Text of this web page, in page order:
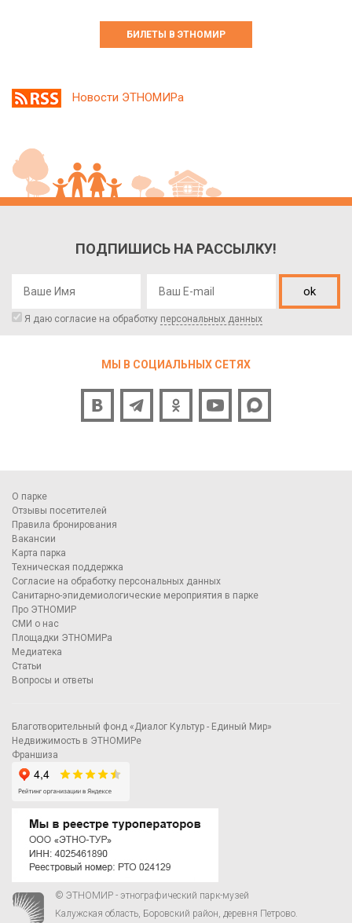
БИЛЕТЫ В ЭТНОМИР
Новости ЭТНОМИРа
ПОДПИШИСЬ НА РАССЫЛКУ!
ok
Я даю согласие на обработку персональных данных
МЫ В СОЦИАЛЬНЫХ СЕТЯХ
О парке
Отзывы посетителей
Правила бронирования
Вакансии
Карта парка
Техническая поддержка
Согласие на обработку персональных данных
Санитарно-эпидемиологические мероприятия в парке
Про ЭТНОМИР
СМИ о нас
Площадки ЭТНОМИРа
Медиатека
Статьи
Вопросы и ответы
Благотворительный фонд «Диалог Культур - Единый Мир»
Недвижимость в ЭТНОМИРе
Франшиза
© ЭТНОМИР - этнографический парк-музей
Калужская область, Боровский район, деревня Петрово.